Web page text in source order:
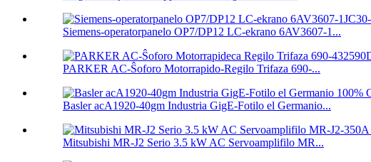
Siemens-operatorpanelo OP7/DP12 LC-ekrano 6AV3607-1...
PARKER AC-Ŝoforo Motorrapido-Regilo Trifaza 690-...
Basler acA1920-40gm Industria GigE-Fotilo el Germanio...
Mitsubishi MR-J2 Serio 3.5 kW AC Servoamplifilo MR...